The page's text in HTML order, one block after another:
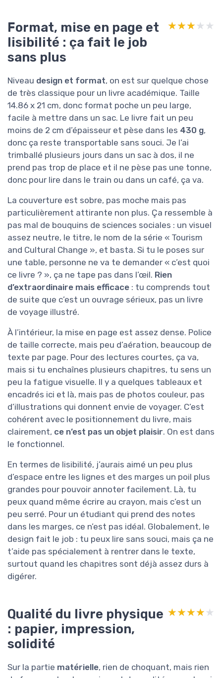
Format, mise en page et
lisibilité : ça fait le job
sans plus
★★★★★
★★★★★
Niveau design et format, on est sur quelque chose
de très classique pour un livre académique. Taille
14.86 x 21 cm, donc format poche un peu large,
facile à mettre dans un sac. Le livre fait un peu
moins de 2 cm d’épaisseur et pèse dans les 430 g,
donc ça reste transportable sans souci. Je l’ai
trimballé plusieurs jours dans un sac à dos, il ne
prend pas trop de place et il ne pèse pas une tonne,
donc pour lire dans le train ou dans un café, ça va.
La couverture est sobre, pas moche mais pas
particulièrement attirante non plus. Ça ressemble à
pas mal de bouquins de sciences sociales : un visuel
assez neutre, le titre, le nom de la série « Tourism
and Cultural Change », et basta. Si tu le poses sur
une table, personne ne va te demander « c’est quoi
ce livre ? », ça ne tape pas dans l’œil. Rien
d’extraordinaire mais efficace : tu comprends tout
de suite que c’est un ouvrage sérieux, pas un livre
de voyage illustré.
À l’intérieur, la mise en page est assez dense. Police
de taille correcte, mais peu d’aération, beaucoup de
texte par page. Pour des lectures courtes, ça va,
mais si tu enchaînes plusieurs chapitres, tu sens un
peu la fatigue visuelle. Il y a quelques tableaux et
encadrés ici et là, mais pas de photos couleur, pas
d’illustrations qui donnent envie de voyager. C’est
cohérent avec le positionnement du livre, mais
clairement, ce n’est pas un objet plaisir. On est dans
le fonctionnel.
En termes de lisibilité, j’aurais aimé un peu plus
d’espace entre les lignes et des marges un poil plus
grandes pour pouvoir annoter facilement. Là, tu
peux quand même écrire au crayon, mais c’est un
peu serré. Pour un étudiant qui prend des notes
dans les marges, ce n’est pas idéal. Globalement, le
design fait le job : tu peux lire sans souci, mais ça ne
t’aide pas spécialement à rentrer dans le texte,
surtout quand les chapitres sont déjà assez durs à
digérer.
Qualité du livre physique
: papier, impression,
solidité
★★★★★
★★★★★
Sur la partie matérielle, rien de choquant, mais rien